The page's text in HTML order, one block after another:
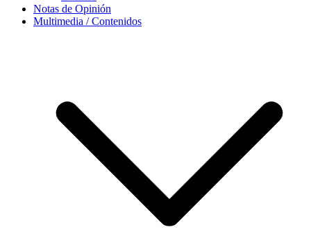
Notas de Opinión
Multimedia / Contenidos